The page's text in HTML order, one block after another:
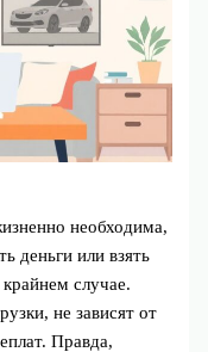
необходима,
деньги или взять
случае.
не зависят от
Правда,